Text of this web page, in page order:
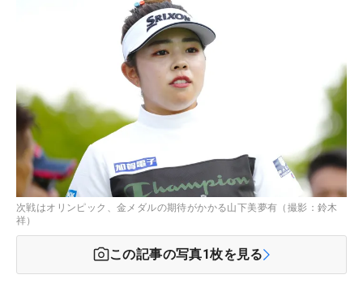
次戦はオリンピック、金メダルの期待がかかる山下美夢有（撮影：鈴木
祥）
この記事の写真1枚を見る